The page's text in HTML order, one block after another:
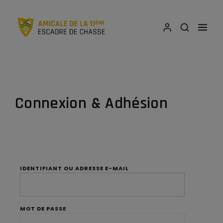
Connexion & Adhésion
IDENTIFIANT OU ADRESSE E-MAIL
MOT DE PASSE